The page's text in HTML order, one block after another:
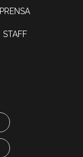
PRENSA
STAFF